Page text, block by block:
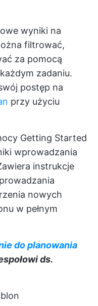
wyniki na
filtrować,
za pomocą
zadaniu.
postęp na
przy użyciu
Getting Started
wprowadzania
instrukcje
nowych
w pełnym
do planowania
ds.